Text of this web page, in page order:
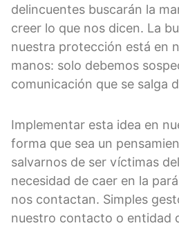
delincuentes buscarán la
creer lo que nos dicen. La
nuestra protección está en
manos: solo debemos
comunicación que se salga
Implementar esta idea en
forma que sea un
salvarnos de ser víctimas
necesidad de caer en la
nos contactan. Simples
nuestro contacto o entidad